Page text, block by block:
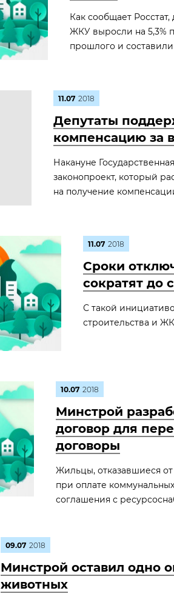
Как сообщает Росстат,
ЖКУ выросли на 5,3%
прошлого и
11.07 2018
Депутаты
компенсацию за
Накануне
законопроект, который
на получение
11.07 2018
Сроки
сократят до
С такой
строительства и
10.07 2018
Минстрой
договор для
договоры
Жильцы, отказавшиеся
при оплате
соглашения с
09.07 2018
Минстрой оставил одно
животных